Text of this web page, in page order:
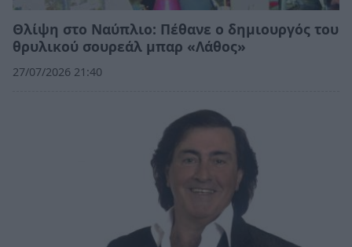
Θλίψη στο Ναύπλιο: Πέθανε ο δημιουργός του
θρυλικού σουρεάλ μπαρ «Λάθος»
27/07/2026 21:40